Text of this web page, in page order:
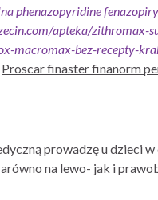
phenazopyridine
apteka/zithromax-
macromax-bez-recepty-
Proscar finaster finanorm
prowadzę u dzieci w
na lewo- jak i